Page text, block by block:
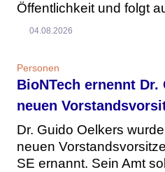
Öffentlichkeit und folgt
04.08.2026
Personen
BioNTech ernennt
neuen
Dr. Guido Oelkers
neuen
SE ernannt. Sein Amt